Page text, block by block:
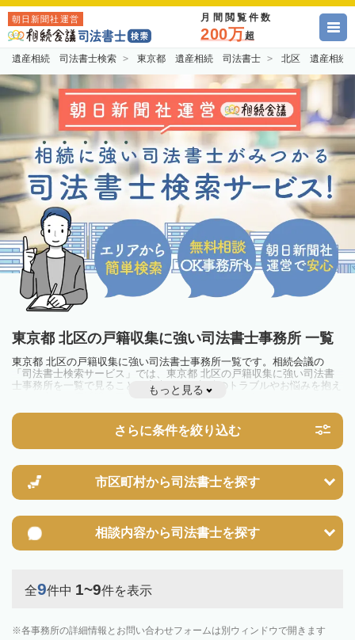
朝日新聞社運営 月間閲覧件数
200万超
遺産相続 司法書士検索 東京都 遺産相続 司法書士 北区 遺産相続
東京都 北区の戸籍収集に強い司法書士事務所 一覧
東京都 北区の戸籍収集に強い司法書士事務所一覧です。相続会議の
「司法書士検索サービス」では、東京都 北区の戸籍収集に強い司法書
士事務所を一覧で見ることが出来ます。相続のトラブルやお悩みを抱え
ている方は一度近隣の司法書士に相談してみましょう。
もっと見る
さらに条件を絞り込む
市区町村から司法書士を探す
相談内容から司法書士を探す
全9件中 1~9件を表示
各事務所の詳細情報とお問い合わせフォームは別ウィンドウで開きます